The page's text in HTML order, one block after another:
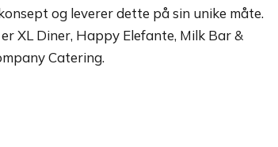
og leverer dette på sin unike måte.
XL Diner, Happy Elefante, Milk Bar &
Catering.